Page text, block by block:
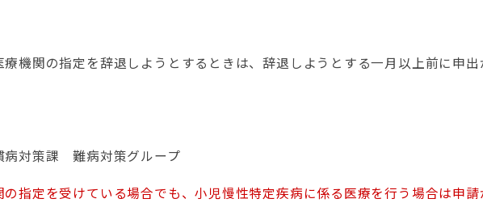
機関の指定を辞退しようとするときは、辞退しようとする一月以上前に申
病対策課 難病対策グループ
指定を受けている場合でも、小児慢性特定疾病に係る医療を行う場合は申請